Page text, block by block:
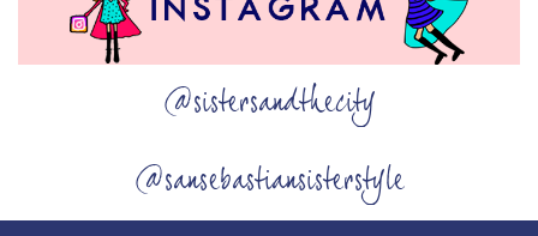
@sistersandthecity
@sansebastiansisterstyle